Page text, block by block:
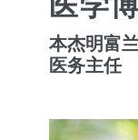
医学
本杰明富
医务主任